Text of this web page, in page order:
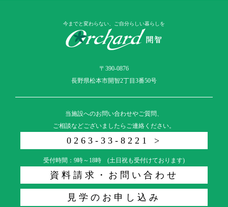
今までと変わらない、ご自分らしい暮らしを
〒390-0876
長野県松本市開智2丁目3番50号
当施設へのお問い合わせやご質問、
ご相談などございましたらご連絡ください。
0263-33-8221 >
受付時間：9時～18時 (土日祝も受付けております)
資料請求・お問い合わせ
見学のお申し込み